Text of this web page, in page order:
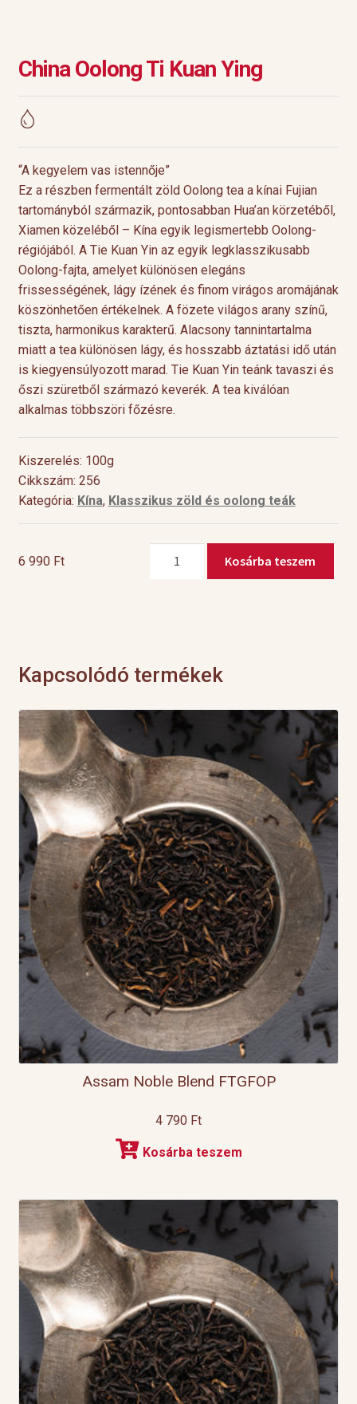
China Oolong Ti Kuan Ying
“A kegyelem vas istennője”
Ez a részben fermentált zöld Oolong tea a kínai Fujian
tartományból származik, pontosabban Hua’an körzetéből,
Xiamen közeléből – Kína egyik legismertebb Oolong-
régiójából. A Tie Kuan Yin az egyik legklasszikusabb
Oolong-fajta, amelyet különösen elegáns
frissességének, lágy ízének és finom virágos aromájának
köszönhetően értékelnek. A fözete világos arany színű,
tiszta, harmonikus karakterű. Alacsony tannintartalma
miatt a tea különösen lágy, és hosszabb áztatási idő után
is kiegyensúlyozott marad. Tie Kuan Yin teánk tavaszi és
őszi szüretből származó keverék. A tea kiválóan
alkalmas többszöri főzésre.
Kiszerelés: 100g
Cikkszám: 256
Kategória: Kína, Klasszikus zöld és oolong teák
6 990 Ft
Oolong
Kosárba teszem
Kapcsolódó termékek
Assam Noble Blend FTGFOP
4 790 Ft
Kosárba teszem